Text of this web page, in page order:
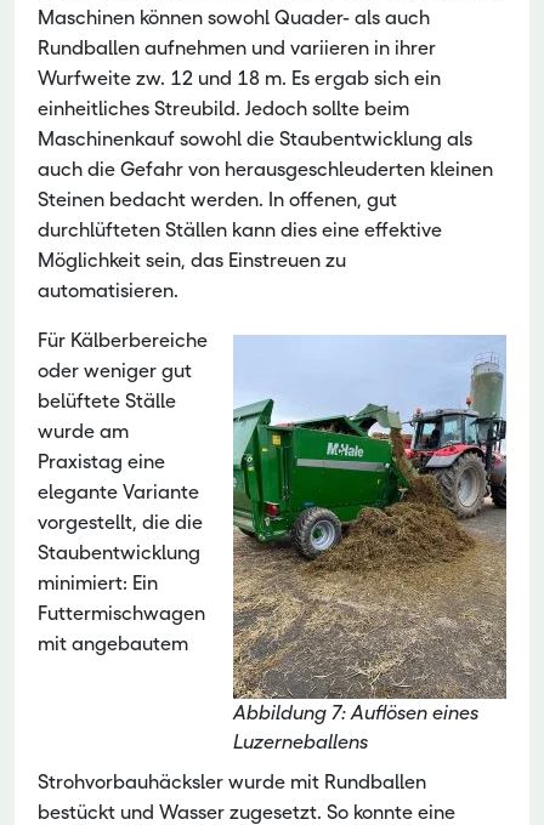
Maschinen können sowohl Quader- als auch
Rundballen aufnehmen und variieren in ihrer
Wurfweite zw. 12 und 18 m. Es ergab sich ein
einheitliches Streubild. Jedoch sollte beim
Maschinenkauf sowohl die Staubentwicklung als
auch die Gefahr von herausgeschleuderten kleinen
Steinen bedacht werden. In offenen, gut
durchlüfteten Ställen kann dies eine effektive
Möglichkeit sein, das Einstreuen zu
automatisieren.
Abbildung 7: Auflösen eines
Luzerneballens
Für Kälberbereiche
oder weniger gut
belüftete Ställe
wurde am
Praxistag eine
elegante Variante
vorgestellt, die die
Staubentwicklung
minimiert: Ein
Futtermischwagen
mit angebautem
Strohvorbauhäcksler wurde mit Rundballen
bestückt und Wasser zugesetzt. So konnte eine